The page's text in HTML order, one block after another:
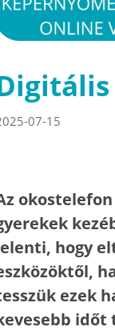
07-15
hogy
ezek
időt